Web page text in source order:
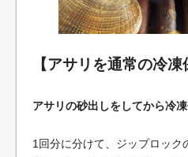
【アサリを通常の冷凍
アサリの砂出しをしてから冷凍
1回分に分けて、ジップロック